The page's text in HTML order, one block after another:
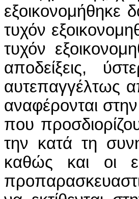
εξοικονομήθηκε
τυχόν
τυχόν
αποδείξεις,
αυτεπαγγέλτως
αναφέρονται
που
την κατά τη
καθώς και οι